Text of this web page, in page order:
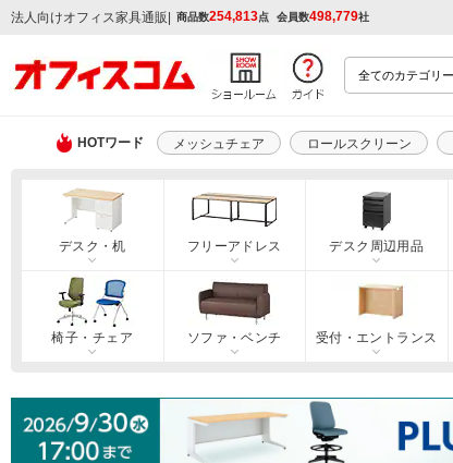
法人向けオフィス家具通販 | 商品数254,813点 会員数498,779社
HOTワード メッシュチェア ロールスクリーン
デスク・机 フリーアドレス デスク周辺用品
椅子・チェア ソファ・ベンチ 受付・エントランス